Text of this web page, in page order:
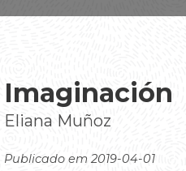
Imaginación
Eliana Muñoz
Publicado em 2019-04-01